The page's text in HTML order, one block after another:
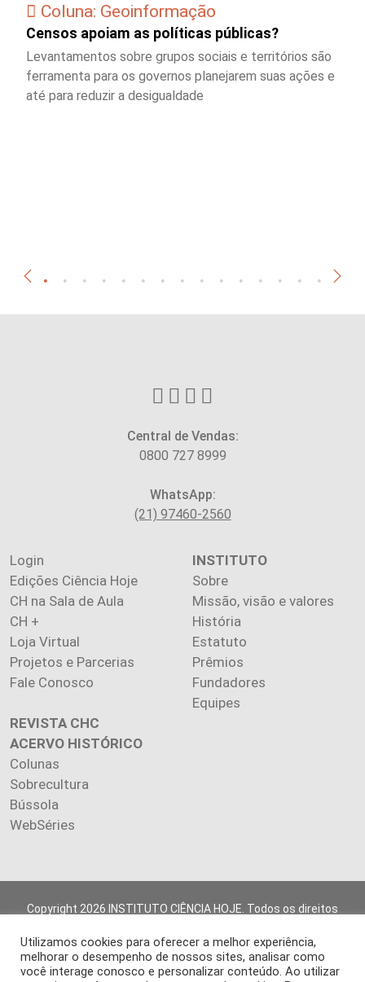
Coluna: Geoinformação
Censos apoiam as políticas públicas?
Levantamentos sobre grupos sociais e territórios são
ferramenta para os governos planejarem suas ações e
até para reduzir a desigualdade
Central de Vendas:
0800 727 8999
WhatsApp:
(21) 97460-2560
Login
Edições Ciência Hoje
CH na Sala de Aula
CH +
Loja Virtual
Projetos e Parcerias
Fale Conosco
INSTITUTO
Sobre
Missão, visão e valores
História
Estatuto
Prêmios
Fundadores
Equipes
REVISTA CHC
ACERVO HISTÓRICO
Colunas
Sobrecultura
Bússola
WebSéries
Copyright 2026 INSTITUTO CIÊNCIA HOJE. Todos os direitos
Os artigos publicados na revista refletem exclusivamente a
opinião de seus autores.
É proibida a reprodução, integral ou parcial, do conteúdo (imagens
Utilizamos cookies para oferecer a melhor experiência,
melhorar o desempenho de nossos sites, analisar como
você interage conosco e personalizar conteúdo. Ao utilizar